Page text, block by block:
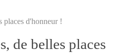
places d'honneur !
de belles places